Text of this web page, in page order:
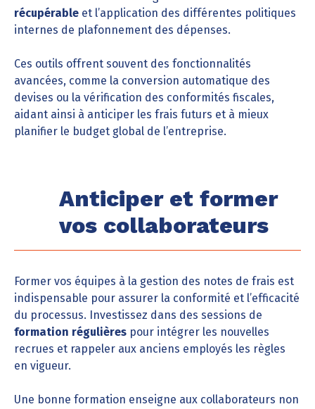
récupérable et l’application des différentes politiques
internes de plafonnement des dépenses.
Ces outils offrent souvent des fonctionnalités
avancées, comme la conversion automatique des
devises ou la vérification des conformités fiscales,
aidant ainsi à anticiper les frais futurs et à mieux
planifier le budget global de l’entreprise.
Anticiper et former
vos collaborateurs
Former vos équipes à la gestion des notes de frais est
indispensable pour assurer la conformité et l’efficacité
du processus. Investissez dans des sessions de
formation régulières pour intégrer les nouvelles
recrues et rappeler aux anciens employés les règles
en vigueur.
Une bonne formation enseigne aux collaborateurs non